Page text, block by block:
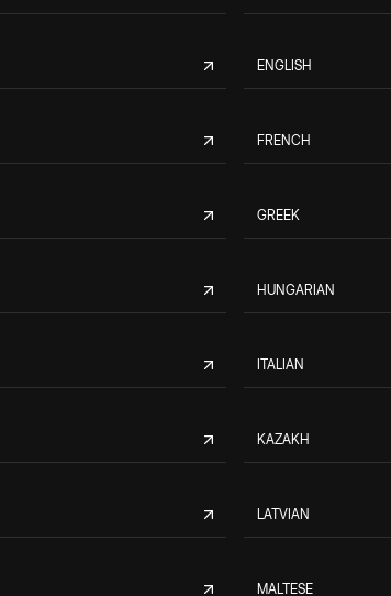
ENGLISH
FRENCH
GREEK
HUNGARIAN
ITALIAN
KAZAKH
LATVIAN
MALTESE